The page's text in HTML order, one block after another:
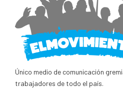
Único medio de comunicación
trabajadores de todo el país.